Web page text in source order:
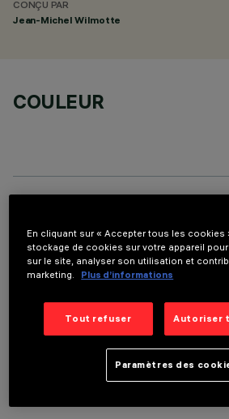
CONÇU PAR
Jean-Michel Wilmotte
COULEUR
DONNÉES
DERNIÈRE MISE À JOUR: 06/08/2026
En cliquant sur « Accepter tous les cookies
stockage de cookies sur votre appareil
sur le site, analyser son utilisation et
marketing.
Plus d’informations
Tout refuser Autoriser
Paramètres des